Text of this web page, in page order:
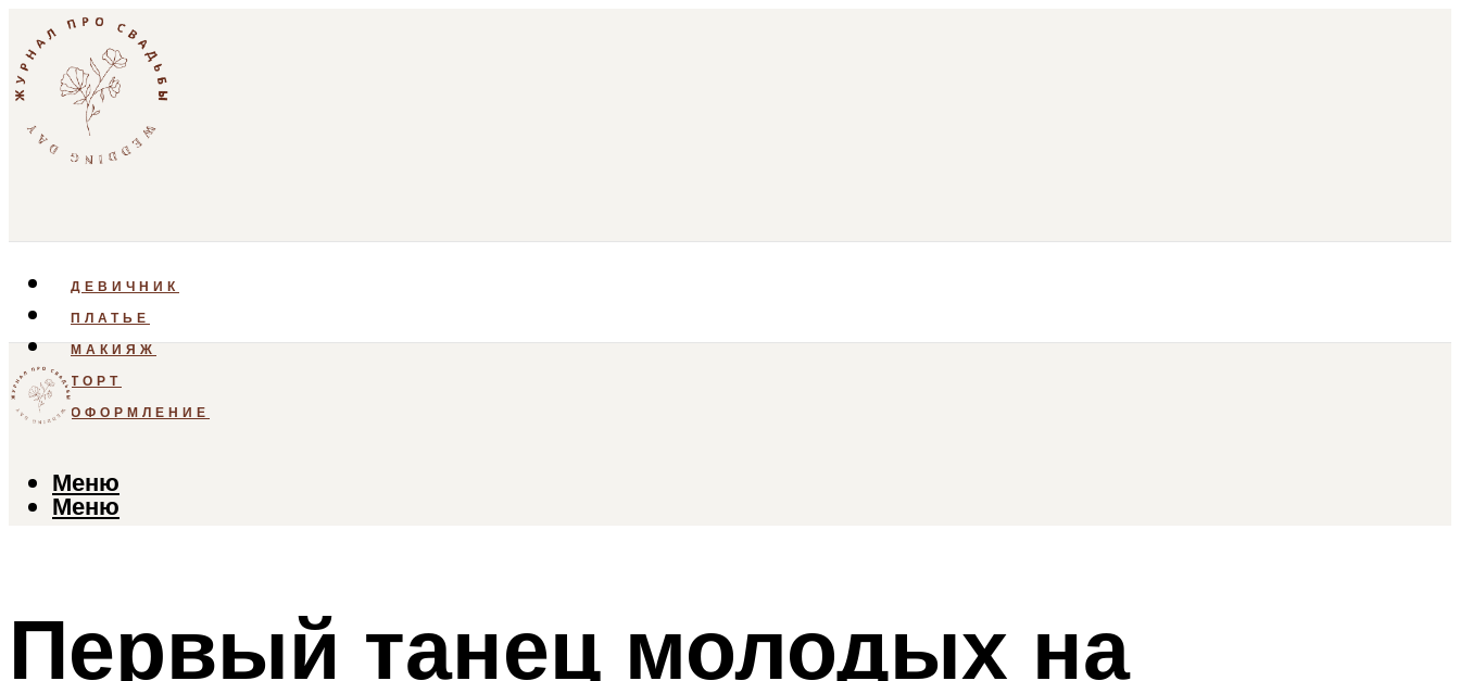
ДЕВИЧНИК
ПЛАТЬЕ
МАКИЯЖ
ТОРТ
ОФОРМЛЕНИЕ
Меню
Меню
Первый танец молодых на